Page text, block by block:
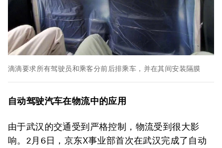
滴滴要求所有驾驶员和乘客分前后排乘车，并在其间安装隔膜
自动驾驶汽车在物流中的应用
由于武汉的交通受到严格控制，物流受到很大影
响。2月6日，京东X事业部首次在武汉完成了自动